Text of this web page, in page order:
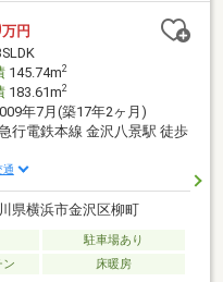
万円
145.74m2
183.61m2
年7月(築17年2ヶ月)
行電鉄本線 金沢八景駅 徒歩
通
県横浜市金沢区柳町
駐車場あり
ン 床暖房